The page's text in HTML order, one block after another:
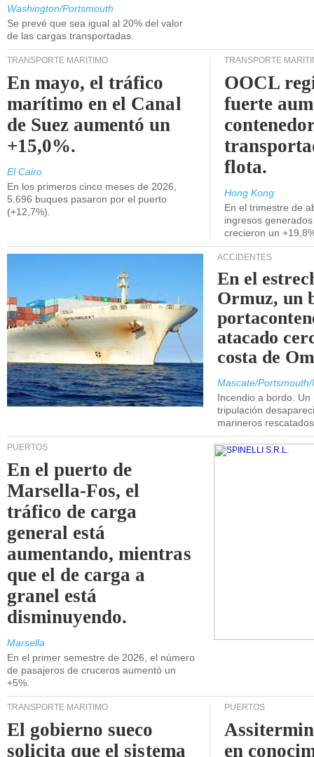
Washington/Portsmouth
Se prevé que sea igual al 20% del valor
de las cargas transportadas.
TRANSPORTE MARÍTIMO
En mayo, el tráfico
marítimo en el Canal
de Suez aumentó un
+15,0%.
El Cairo
En los primeros cinco meses de 2026,
5.696 buques pasaron por el puerto
(+12,7%).
TRANSPORTE
OOCL
fuerte
flota.
Hong Kong
En el trimestre de
ingresos
crecieron un
ACCIDENTES
En el
Ormuz, un
atacado
costa de
Mascate/
Incendio a bordo.
tripulación
marineros
PUERTOS
En el puerto de
Marsella-Fos, el
tráfico de carga
general está
aumentando, mientras
que el de carga a
granel está
disminuyendo.
Marsella
En el primer semestre de 2026, el número
de pasajeros de cruceros aumentó un
+5%.
TRANSPORTE MARÍTIMO
El gobierno sueco
solicita que el sistema
PUERTOS
en